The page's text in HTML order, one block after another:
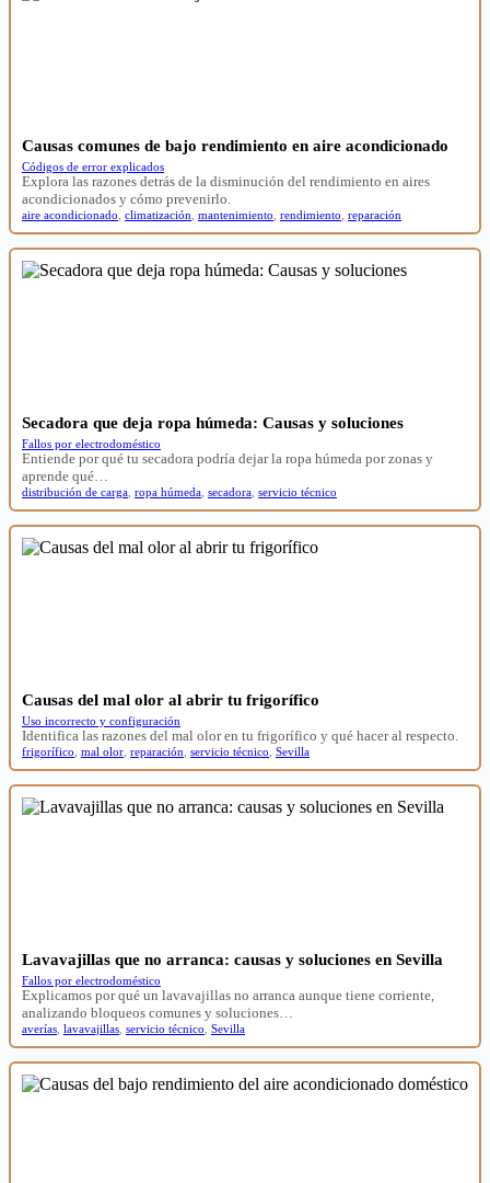
Causas comunes de bajo rendimiento en aire acondicionado
Códigos de error explicados
Explora las razones detrás de la disminución del rendimiento en aires
acondicionados y cómo prevenirlo.
aire acondicionado climatización mantenimiento rendimiento reparación
Secadora que deja ropa húmeda: Causas y soluciones
Fallos por electrodoméstico
Entiende por qué tu secadora podría dejar la ropa húmeda por zonas y
aprende qué…
distribución de carga ropa húmeda secadora servicio técnico
Causas del mal olor al abrir tu frigorífico
Uso incorrecto y configuración
Identifica las razones del mal olor en tu frigorífico y qué hacer al respecto.
frigorífico mal olor reparación servicio técnico Sevilla
Lavavajillas que no arranca: causas y soluciones en Sevilla
Fallos por electrodoméstico
Explicamos por qué un lavavajillas no arranca aunque tiene corriente,
analizando bloqueos comunes y soluciones…
averías lavavajillas servicio técnico Sevilla